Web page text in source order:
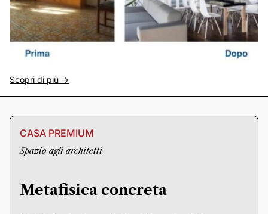
Scopri di più ->
CASA PREMIUM
Spazio agli architetti
Metafisica concreta